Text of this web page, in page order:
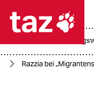
 taz
Razzia bei